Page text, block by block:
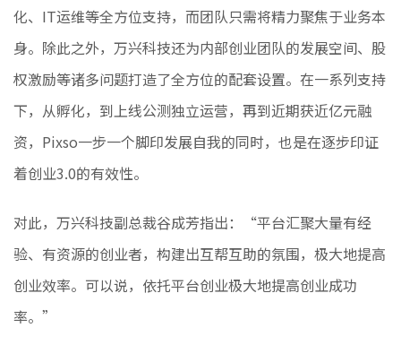
化、IT运维等全方位支持，而团队只需将精力聚焦于业务本
身。除此之外，万兴科技还为内部创业团队的发展空间、股
权激励等诸多问题打造了全方位的配套设置。在一系列支持
下，从孵化，到上线公测独立运营，再到近期获近亿元融
资，Pixso一步一个脚印发展自我的同时，也是在逐步印证
着创业3.0的有效性。
对此，万兴科技副总裁谷成芳指出：“平台汇聚大量有经
验、有资源的创业者，构建出互帮互助的氛围，极大地提高
创业效率。可以说，依托平台创业极大地提高创业成功
率。”